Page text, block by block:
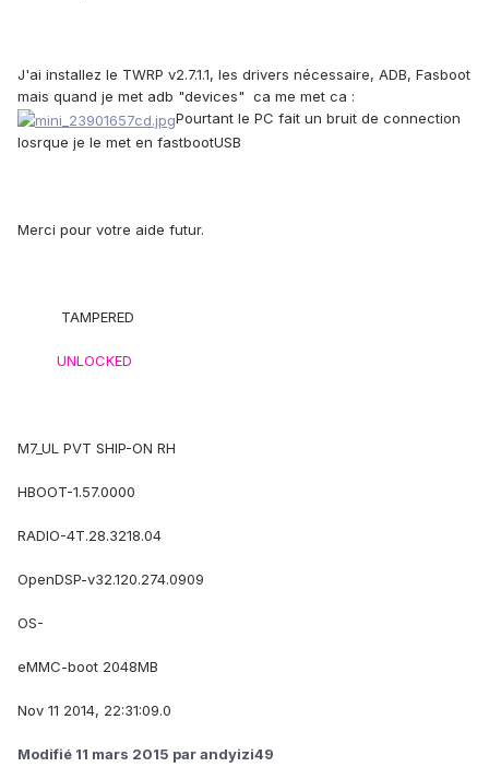
J'ai installez le TWRP v2.7.1.1, les drivers nécessaire, ADB, Fasboot
mais quand je met adb "devices" ca me met ca :
Pourtant le PC fait un bruit de connection
losrque je le met en fastbootUSB
Merci pour votre aide futur.
TAMPERED
UNLOCKED
M7_UL PVT SHIP-ON RH
HBOOT-1.57.0000
RADIO-4T.28.3218.04
OpenDSP-v32.120.274.0909
OS-
eMMC-boot 2048MB
Nov 11 2014, 22:31:09.0
Modifié 11 mars 2015 par andyizi49